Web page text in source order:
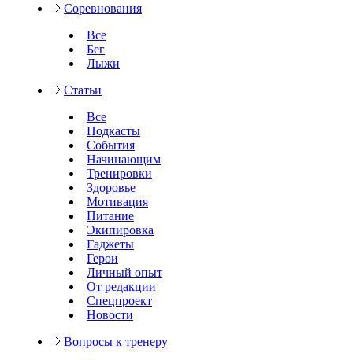
Соревнования
Все
Бег
Лыжи
Статьи
Все
Подкасты
События
Начинающим
Тренировки
Здоровье
Мотивация
Питание
Экипировка
Гаджеты
Герои
Личный опыт
От редакции
Спецпроект
Новости
Вопросы к тренеру